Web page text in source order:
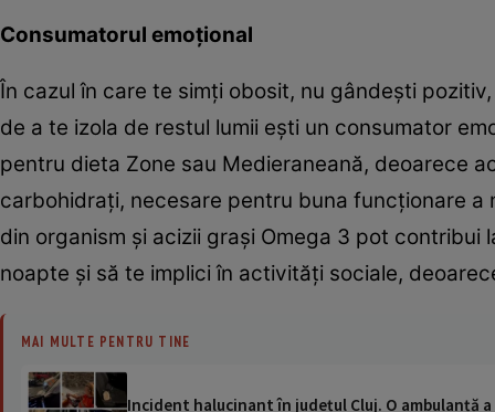
Consumatorul emoţional
În cazul în care te simţi obosit, nu gândeşti
de a te izola de restul lumii eşti un consumator
pentru dieta Zone sau Medieraneană, deoarece
carbohidraţi, necesare pentru buna funcţionare a
din organism şi acizii graşi Omega 3 pot
noapte şi să te implici în activităţi sociale,
MAI MULTE PENTRU TINE
Incident halucinant în județul Cluj. O ambulanță